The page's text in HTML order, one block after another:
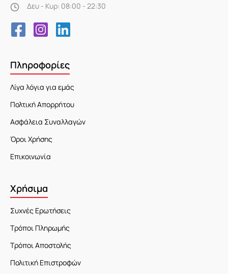
Δευ - Κυρ: 08:00 - 22:30
Πληροφορίες
Λίγα λόγια για εμάς
Πολτική Απορρήτου
Ασφάλεια Συναλλαγών
Όροι Χρήσης
Επικοινωνία
Χρήσιμα
Συχνές Ερωτήσεις
Τρόποι Πληρωμής
Τρόποι Αποστολής
Πολιτική Επιστροφών